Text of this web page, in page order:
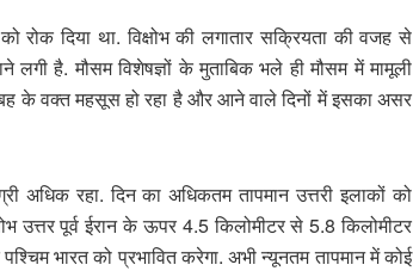
दिया था. विक्षोभ की लगातार सक्रियता की वजह से
लगी है. मौसम विशेषज्ञों के मुताबिक भले ही मौसम में मामूली
के वक्त महसूस हो रहा है और आने वाले दिनों में इसका असर
अधिक रहा. दिन का अधिकतम तापमान उत्तरी इलाकों को
उत्तर पूर्व ईरान के ऊपर 4.5 किलोमीटर से 5.8 किलोमीटर
भारत को प्रभावित करेगा. अभी न्यूनतम तापमान में कोई